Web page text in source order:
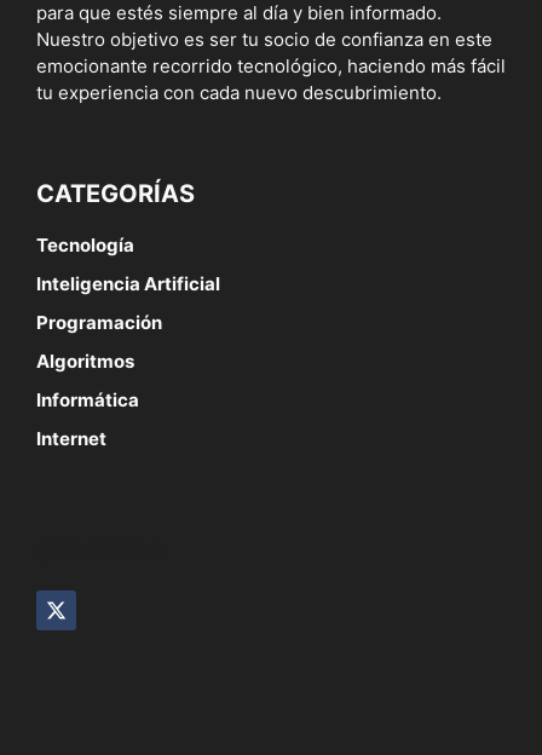
para que estés siempre al día y bien informado.
Nuestro objetivo es ser tu socio de confianza en este
emocionante recorrido tecnológico, haciendo más fácil
tu experiencia con cada nuevo descubrimiento.
CATEGORÍAS
Tecnología
Inteligencia Artificial
Programación
Algoritmos
Informática
Internet